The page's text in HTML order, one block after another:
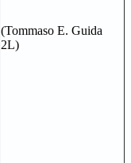
(Tommaso E. Guida
2L)